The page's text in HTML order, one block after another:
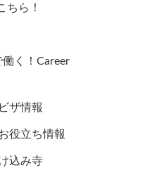
ちら！
く！Career
ザ情報
役立ち情報
込み寺